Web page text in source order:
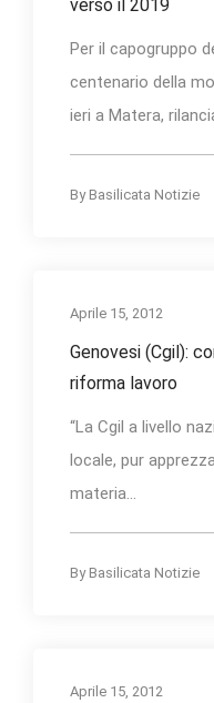
verso il 2019
Per il capogruppo
centenario della
ieri a Matera,
By Basilicata Notizie
Aprile 15, 2012
Genovesi (Cgil):
riforma lavoro
“La Cgil a livello
locale, pur
materia...
By Basilicata Notizie
Aprile 15, 2012